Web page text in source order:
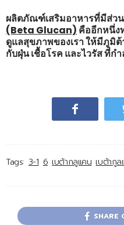
ผลิตภัณฑ์เสริมอาหารที่มีส่ว
(Beta Glucan) คืออีกหนึ่ง
ดูแลสุขภาพของเรา ให้มีภูมิ
กับฝุ่น เชื้อโรค และไวรัส ที่
Tags: 3-1 6 เบต้ากลูแคน เบต้ากูล
SHARE